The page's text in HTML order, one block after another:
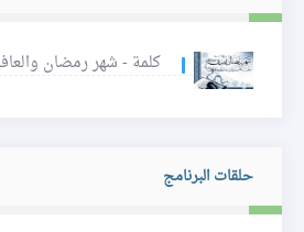
كلمة - شهر رمضان
حلقات البرنامج